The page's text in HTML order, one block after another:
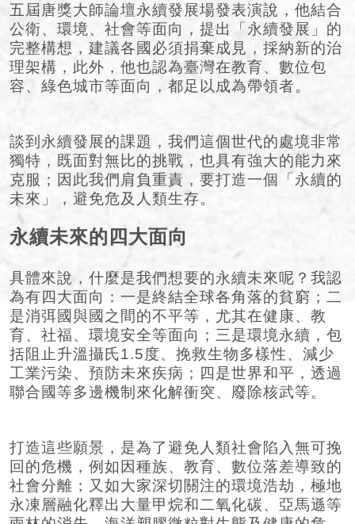
五屆唐獎大師論壇永續發展場發表演說，他結合
公衛、環境、社會等面向，提出「永續發展」的
完整構想，建議各國必須捐棄成見，採納新的治
理架構，此外，他也認為臺灣在教育、數位包
容、綠色城市等面向，都足以成為帶領者。
談到永續發展的課題，我們這個世代的處境非常
獨特，既面對無比的挑戰，也具有強大的能力來
克服；因此我們肩負重責，要打造一個「永續的
未來」，避免危及人類生存。
永續未來的四大面向
具體來說，什麼是我們想要的永續未來呢？我認
為有四大面向：一是終結全球各角落的貧窮；二
是消弭國與國之間的不平等，尤其在健康、教
育、社福、環境安全等面向；三是環境永續，包
括阻止升溫攝氏1.5度、挽救生物多樣性、減少
工業污染、預防未來疾病；四是世界和平，透過
聯合國等多邊機制來化解衝突、廢除核武等。
打造這些願景，是為了避免人類社會陷入無可挽
回的危機，例如因種族、教育、數位落差導致的
社會分離；又如大家深切關注的環境浩劫，極地
永凍層融化釋出大量甲烷和二氧化碳、亞馬遜等